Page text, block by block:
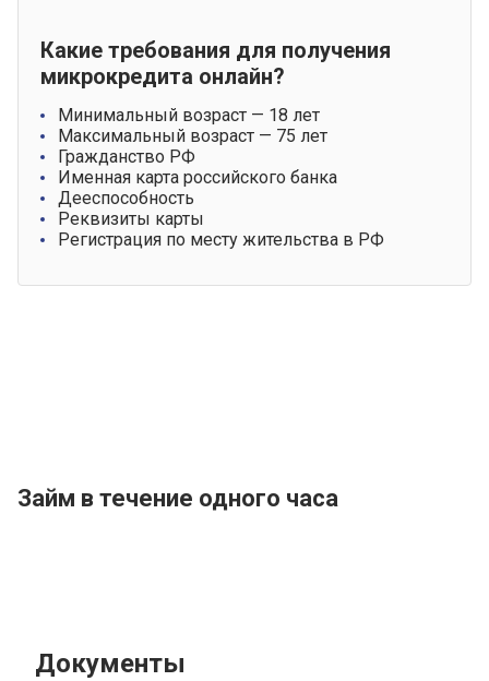
Какие требования для получения
микрокредита онлайн?
Минимальный возраст — 18 лет
Максимальный возраст — 75 лет
Гражданство РФ
Именная карта российского банка
Дееспособность
Реквизиты карты
Регистрация по месту жительства в РФ
Займ в течение одного часа
Документы